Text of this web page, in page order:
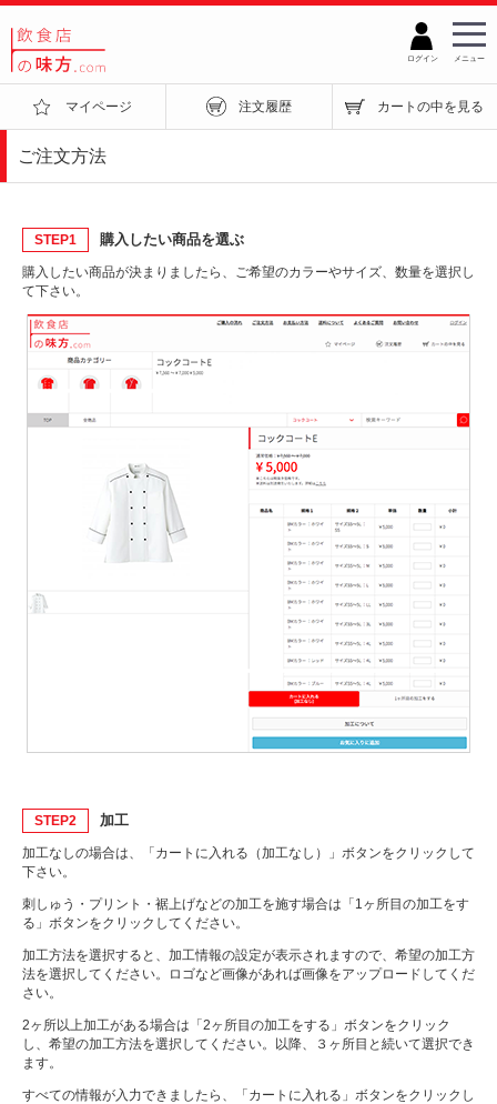
マイページ 注文履歴 カートの中を見る
ログイン メニュー
ご注文方法
STEP1 購入したい商品を選ぶ
購入したい商品が決まりましたら、ご希望のカラーやサイズ、数量を選択し
て下さい。
STEP2 加工
加工なしの場合は、「カートに入れる（加工なし）」ボタンをクリックして
下さい。
刺しゅう・プリント・裾上げなどの加工を施す場合は「1ヶ所目の加工をす
る」ボタンをクリックしてください。
加工方法を選択すると、加工情報の設定が表示されますので、希望の加工方
法を選択してください。ロゴなど画像があれば画像をアップロードしてくだ
さい。
2ヶ所以上加工がある場合は「2ヶ所目の加工をする」ボタンをクリック
し、希望の加工方法を選択してください。以降、３ヶ所目と続いて選択でき
ます。
すべての情報が入力できましたら、「カートに入れる」ボタンをクリックし